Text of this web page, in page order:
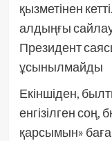
қызметінен
алдыңғы
Президент
ұсынылмайды
Екіншіден,
енгізілген соң,
қарсымын»